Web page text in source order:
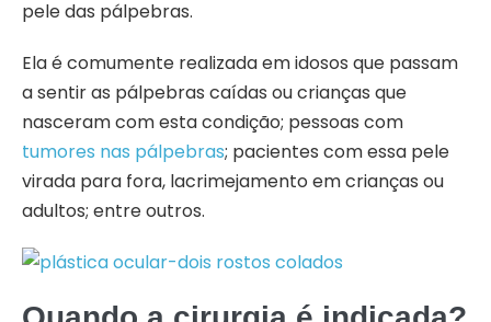
pele das pálpebras.
Ela é comumente realizada em idosos que passam
a sentir as pálpebras caídas ou crianças que
nasceram com esta condição; pessoas com
tumores nas pálpebras; pacientes com essa pele
virada para fora, lacrimejamento em crianças ou
adultos; entre outros.